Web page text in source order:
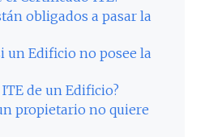
obligados a pasar la
un Edificio no posee la
de un Edificio?
propietario no quiere